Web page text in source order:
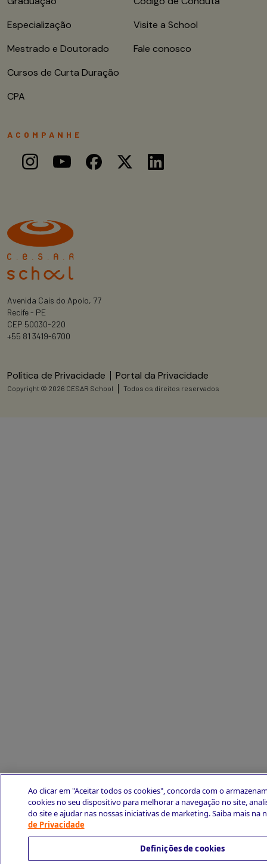
Avenida Cais do Apolo, 77
Recife - PE
CEP 50030-220
+55 81 3419-6700
Política de Privacidade Portal da Privacidade
Copyright © 2026 CESAR School Todos os direitos reservados
Especialização
Mestrado e Doutorado
Cursos de Curta Duração
CPA
Visite a School
Fale conosco
ACOMPANHE
Ao clicar em "Aceitar todos os cookies", concorda com o
cookies no seu dispositivo para melhorar a navegação no site,
do site e ajudar nas nossas iniciativas de marketing. Saiba mais na
de Privacidade
Definições de cookies